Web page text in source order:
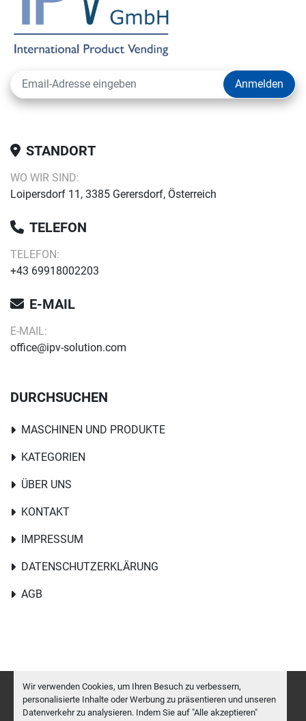
Wir verwenden Cookies, um Ihren Besuch zu verbessern,
personalisierte Inhalte oder Werbung zu präsentieren und unseren
Datenverkehr zu analysieren. Indem Sie auf "Alle akzeptieren"
Anmelden
STANDORT
WO WIR SIND:
Loipersdorf 11, 3385 Gerersdorf, Österreich
TELEFON
TELEFON:
+43 69918002203
E-MAIL
E-MAIL:
office@ipv-solution.com
DURCHSUCHEN
MASCHINEN UND PRODUKTE
KATEGORIEN
ÜBER UNS
KONTAKT
IMPRESSUM
DATENSCHUTZERKLÄRUNG
AGB
Cookie-Einstellungen